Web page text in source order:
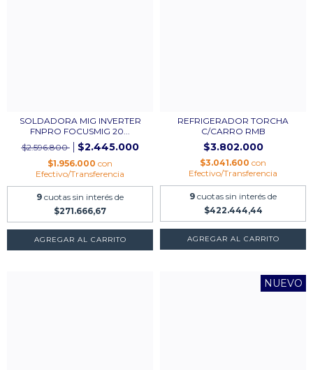
SOLDADORA MIG INVERTER
FNPRO FOCUSMIG 20...
$2.596.800
$2.445.000
$1.956.000 con
Efectivo/Transferencia
9 cuotas sin interés de
$271.666,67
AGREGAR AL CARRITO
REFRIGERADOR TORCHA
C/CARRO RMB
$3.802.000
$3.041.600 con
Efectivo/Transferencia
9 cuotas sin interés de
$422.444,44
NUEVO